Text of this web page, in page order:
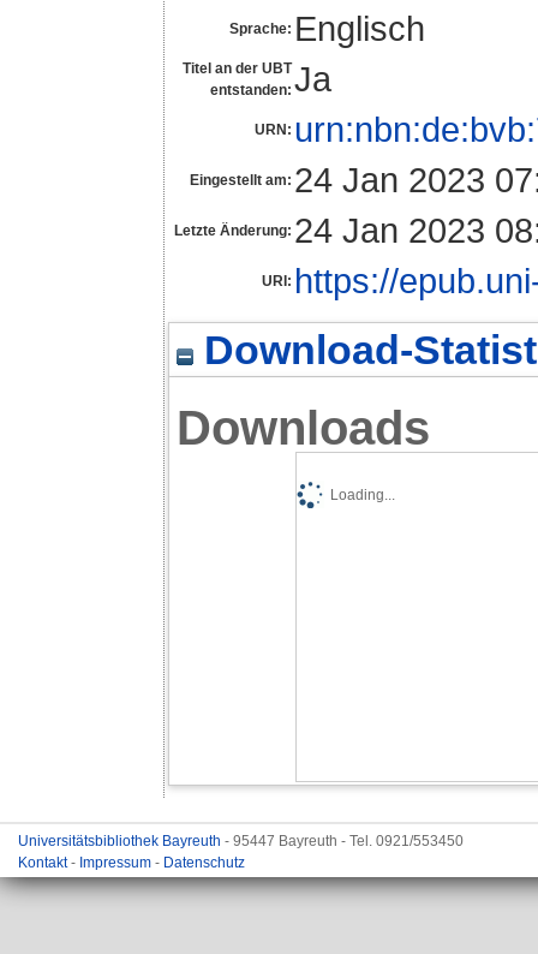
Sprache: Englisch
Titel an der UBT
entstanden: Ja
URN:
Eingestellt am: 24 Jan 2023
Letzte Änderung: 24 Jan 2023
URI: https://
Download-
Downloads
Loading...
Universitätsbibliothek Bayreuth - 95447 Bayreuth - Tel. 0921/553450
Kontakt- Impressum - Datenschutz